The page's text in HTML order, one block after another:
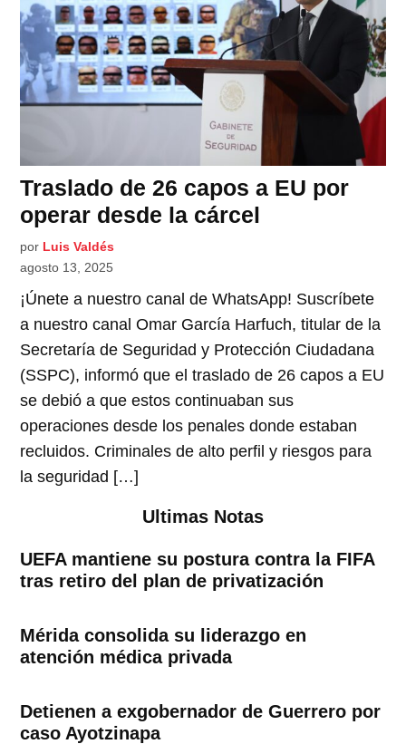
Traslado de 26 capos a EU por
operar desde la cárcel
por Luis Valdés
agosto 13, 2025
¡Únete a nuestro canal de WhatsApp! Suscríbete
a nuestro canal Omar García Harfuch, titular de la
Secretaría de Seguridad y Protección Ciudadana
(SSPC), informó que el traslado de 26 capos a EU
se debió a que estos continuaban sus
operaciones desde los penales donde estaban
recluidos. Criminales de alto perfil y riesgos para
la seguridad […]
Ultimas Notas
UEFA mantiene su postura contra la FIFA
tras retiro del plan de privatización
Mérida consolida su liderazgo en
atención médica privada
Detienen a exgobernador de Guerrero por
caso Ayotzinapa